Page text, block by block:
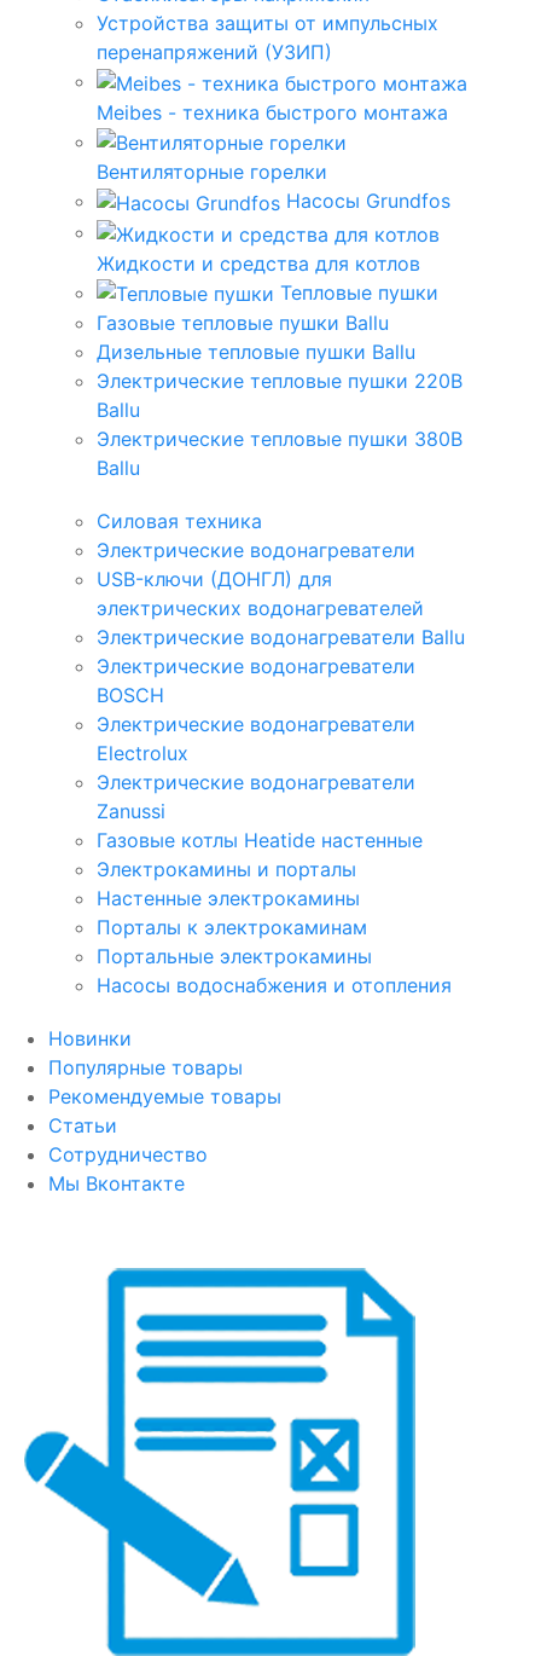
Устройства защиты от импульсных
перенапряжений (УЗИП)
Meibes - техника быстрого монтажа
Вентиляторные горелки
Насосы Grundfos
Жидкости и средства для котлов
Тепловые пушки
Газовые тепловые пушки Ballu
Дизельные тепловые пушки Ballu
Электрические тепловые пушки 220В
Ballu
Электрические тепловые пушки 380В
Ballu
Силовая техника
Электрические водонагреватели
USB-ключи (ДОНГЛ) для
электрических водонагревателей
Электрические водонагреватели Ballu
Электрические водонагреватели
BOSCH
Электрические водонагреватели
Electrolux
Электрические водонагреватели
Zanussi
Газовые котлы Heatide настенные
Электрокамины и порталы
Настенные электрокамины
Порталы к электрокаминам
Портальные электрокамины
Насосы водоснабжения и отопления
Новинки
Популярные товары
Рекомендуемые товары
Статьи
Сотрудничество
Мы Вконтакте